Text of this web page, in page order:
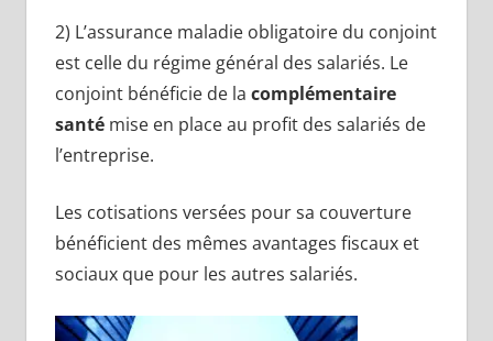
2) L’assurance maladie obligatoire du conjoint
est celle du régime général des salariés. Le
conjoint bénéficie de la complémentaire
santémise en place au profit des salariés de
l’entreprise.
Les cotisations versées pour sa couverture
bénéficient des mêmes avantages fiscaux et
sociaux que pour les autres salariés.